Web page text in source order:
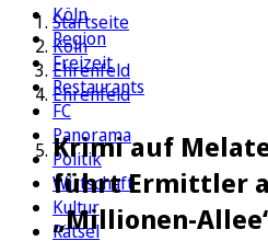
Köln
Region
Freizeit
Restaurants
FC
Panorama
Politik
Wirtschaft
Kultur
Rätsel
Startseite
Köln
Ehrenfeld
Ehrenfeld
Krimi auf
führt Ermittler
„Millionen-